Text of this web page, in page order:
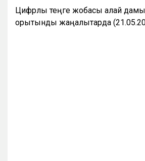
Цифрлық теңге жобасы қалай
қорытынды жаңалықтарда